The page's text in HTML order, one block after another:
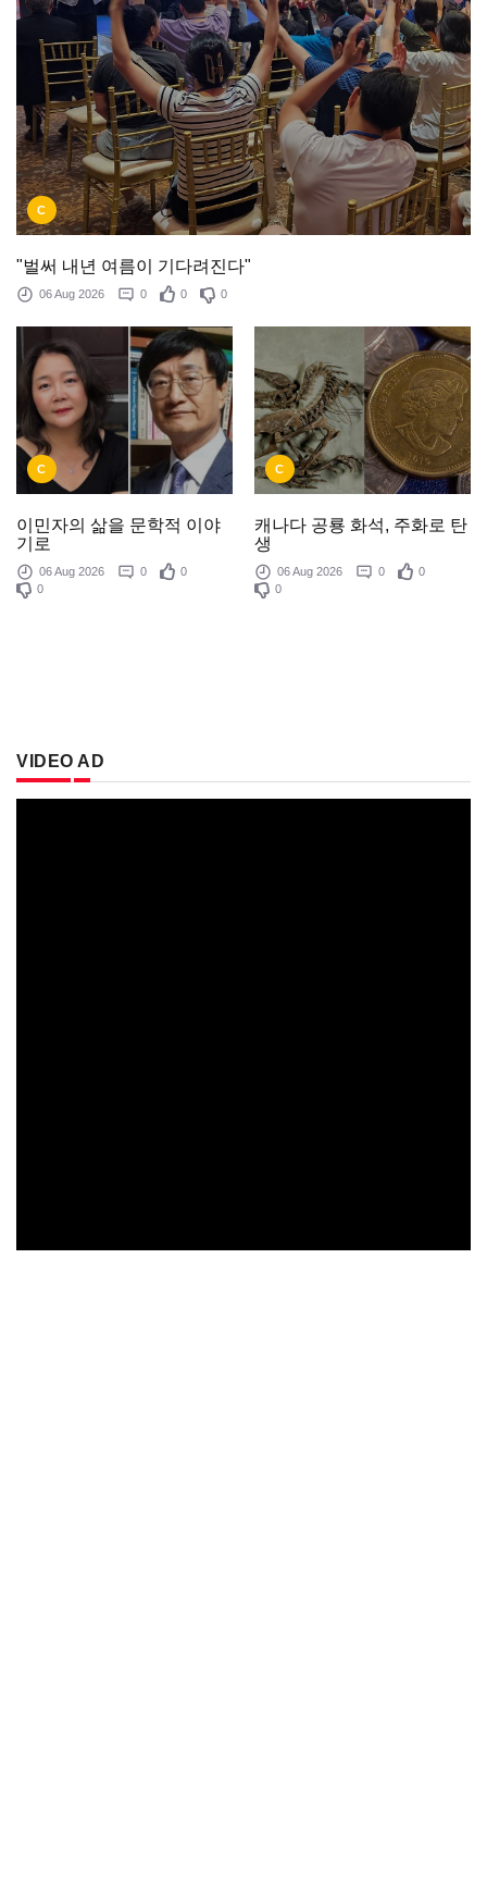
C
"벌써 내년 여름이 기다려진다"
06 Aug 2026 0 0 0
C
이민자의 삶을 문학적 이야
기로
06 Aug 2026 0
0
0
C
캐나다 공룡 화석, 주화로 탄
생
06 Aug 2026 0
0
0
VIDEO AD